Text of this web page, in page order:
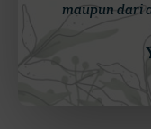
maupun dari